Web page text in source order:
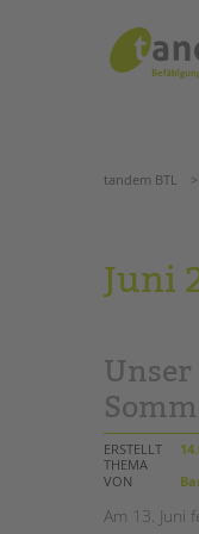
KITA &
Kollegs
EFöB
tandem
tandem BTL
Juni
Unser
ERSTELLT
THEMA
VON
Am 13. Juni